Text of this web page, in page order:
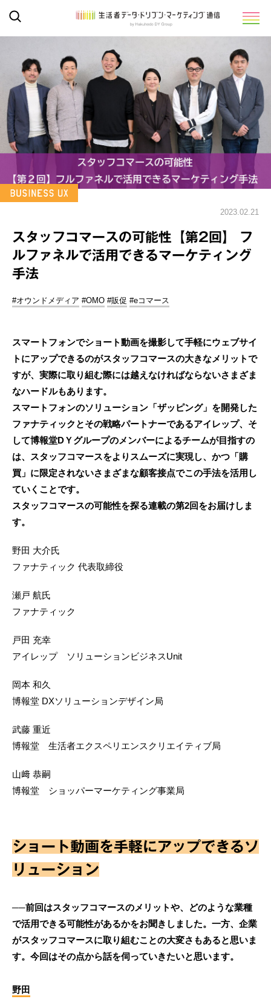
2023.02.21
スタッフコマースの可能性【第2回】 フ
ルファネルで活用できるマーケティング
手法
#オウンドメディア #OMO #販促 #eコマース
スマートフォンでショート動画を撮影して手軽にウェブサイ
トにアップできるのがスタッフコマースの大きなメリットで
すが、実際に取り組む際には越えなければならないさまざま
なハードルもあります。
スマートフォンのソリューション「ザッピング」を開発した
ファナティックとその戦略パートナーであるアイレップ、そ
して博報堂DＹグループのメンバーによるチームが目指すの
は、スタッフコマースをよりスムーズに実現し、かつ「購
買」に限定されないさまざまな顧客接点でこの手法を活用し
ていくことです。
スタッフコマースの可能性を探る連載の第2回をお届けしま
す。
野田 大介氏
ファナティック 代表取締役
瀬戸 航氏
ファナティック
戸田 充幸
アイレップ ソリューションビジネスUnit
岡本 和久
博報堂 DXソリューションデザイン局
武藤 重近
博報堂 生活者エクスペリエンスクリエイティブ局
山﨑 恭嗣
博報堂 ショッパーマーケティング事業局
ショート動画を手軽にアップできるソ
リューション
──前回はスタッフコマースのメリットや、どのような業種
で活用できる可能性があるかをお聞きしました。一方、企業
がスタッフコマースに取り組むことの大変さもあると思いま
す。今回はその点から話を伺っていきたいと思います。
野田